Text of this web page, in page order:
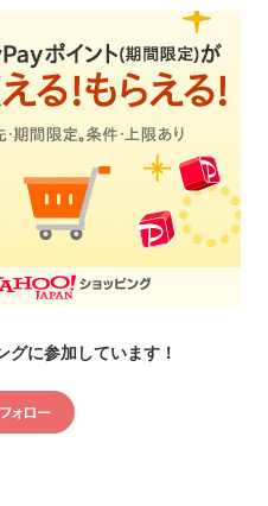
グに参加しています！